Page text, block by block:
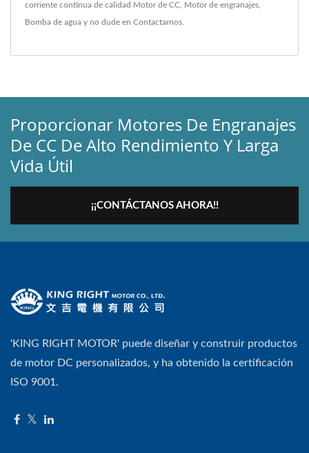
corriente continua de calidad Motor de CC Motor de engranajes
Bomba de agua y no dude en Contactarnos
Proporcionar Motores De Engranajes
De CC De Alto Rendimiento Y Larga
Vida Útil
¡¡CONTÁCTANOS AHORA!!
'KING RIGHT MOTOR' puede diseñar y construir productos
de motor DC personalizados, y ha obtenido la certificación
ISO 9001.